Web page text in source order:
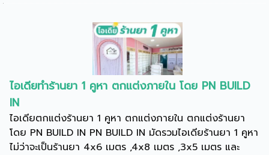
ไอเดียทำร้านยา 1 คูหา ตกแต่งภายใน โดย PN BUILD
IN
ไอเดียตกแต่งร้านยา 1 คูหา ตกแต่งภายใน ตกแต่งร้านยา
โดย PN BUILD IN PN BUILD IN มัดรวมไอเดียร้านยา 1 คูหา
ไม่ว่าจะเป็นร้านยา 4x6 เมตร ,4x8 เมตร ,3x5 เมตร และ